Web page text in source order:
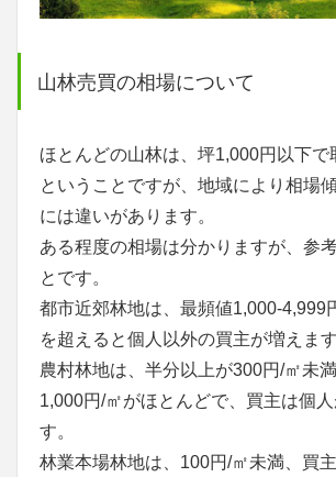
山林売買の相場について
ほとんどの山林は、坪1,000円以下で
ということですが、地域により相場
には違いがあります。
ある程度の相場は分かりますが、参
とです。
都市近郊林地は、最頻値1,000-4,999
を超えると個人以外の買主が増えます
農村林地は、半分以上が300円/㎡未
1,000円/㎡がほとんどで、買主は個
す。
林業本場林地は、100円/㎡未満、買